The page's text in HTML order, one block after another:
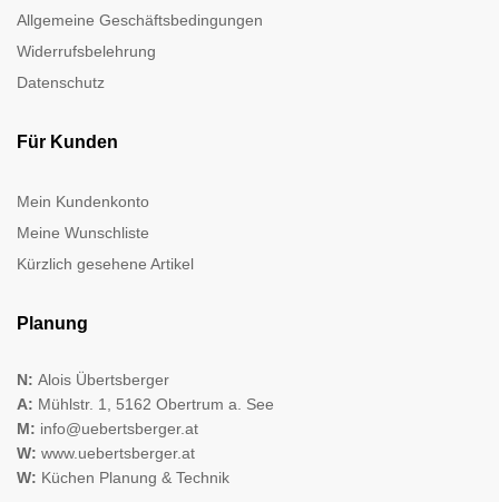
Allgemeine Geschäftsbedingungen
Widerrufsbelehrung
Datenschutz
Für Kunden
Mein Kundenkonto
Meine Wunschliste
Kürzlich gesehene Artikel
Planung
N: Alois Übertsberger
A: Mühlstr. 1, 5162 Obertrum a. See
M: info@uebertsberger.at
W: www.uebertsberger.at
W: Küchen Planung & Technik